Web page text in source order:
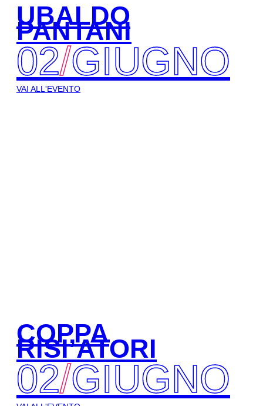
UBALDO
PANTANI
02/GIUGNO
VAI ALL'EVENTO
COPPA
RISI’ATORI
02/GIUGNO